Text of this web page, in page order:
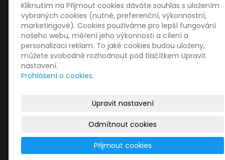
Support
Obchodní podmínky
Zásady zpracování osobních údajů
Obrázky použityvecteezy.com
adepositphotos.com
OneDrive
HopToDesk
© 2026Libor Jiránek DE BUREAU|Mapa webu
Kliknutím na Přijmout cookies dáváte souhlas s uložením
vybraných cookies (nutné, preferenční, výkonnostní,
marketingové). Cookies používáme pro lepší fungování
našeho webu, měření jeho výkonnosti a cílení a
personalizaci reklam. To jaké cookies budou uloženy,
můžete svobodně rozhodnout pod tlačítkem Upravit
nastavení.
Prohlášení o cookies.
Upravit nastavení
Odmítnout cookies
Přijmout cookies